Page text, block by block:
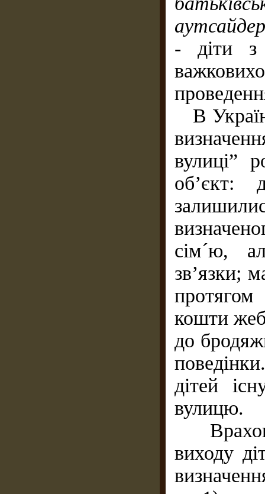
- діти з
В
вулиці”
об’єкт:
сім´ю,
зв’язки;
кошти
до
дітей
вулицю.
виходу